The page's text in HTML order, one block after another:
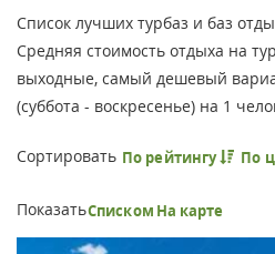
Список лучших турбаз и баз
Средняя стоимость отдыха на
выходные, самый дешевый
(суббота - воскресенье) на 1
Сортировать По рейтингу По
ПоказатьСписком На карте